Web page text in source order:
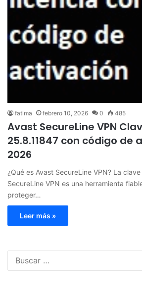
fatima febrero 10, 2026 0 485
Avast SecureLine VPN
25.8.11847 con código de
2026
¿Qué es Avast SecureLine VPN? La
SecureLine VPN es una herramienta
proteger…
Leer más »